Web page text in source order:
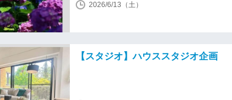
2026/6/13（土）
【スタジオ】ハウススタジオ企画